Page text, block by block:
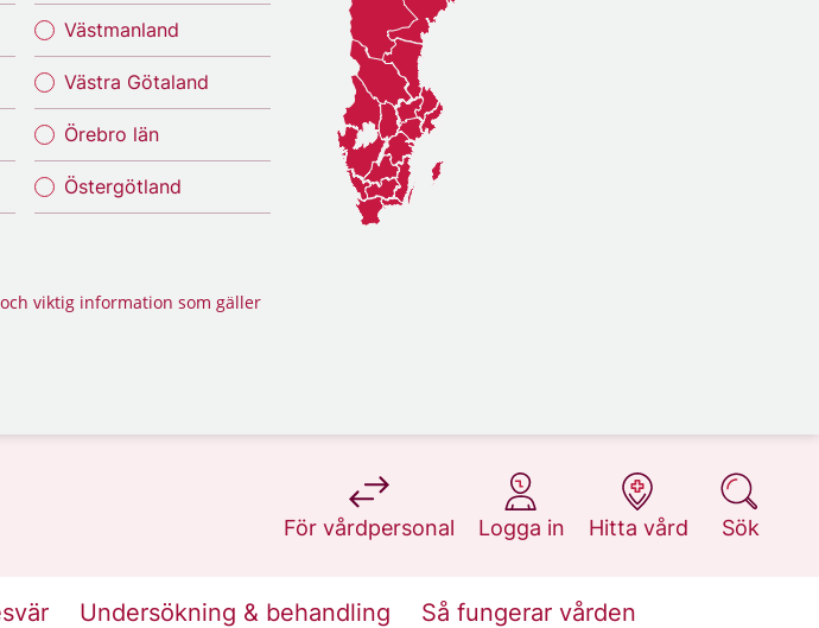
Västmanland
Västra Götaland
Örebro län
Östergötland
viktig information som gäller
För vårdpersonal
på 1177.se
Logga in
på 1177.se
Hitta vård
på 1177.se
Sök
på 1177.se
Undersökning & behandling Så fungerar vården